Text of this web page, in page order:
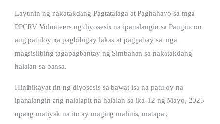
Layunin ng nakatakdang Pagtatalaga at Paghahayo sa mga
PPCRV Volunteers ng diyosesis na ipanalangin sa Panginoon
ang patuloy na pagbibigay lakas at paggabay sa mga
magsisilbing tagapagbantay ng Simbahan sa nakatakdang
halalan sa bansa.
Hinihikayat rin ng diyosesis sa bawat isa na patuloy na
ipanalangin ang nalalapit na halalan sa ika-12 ng Mayo, 2025
upang matiyak na ito ay maging malinis, matapat,